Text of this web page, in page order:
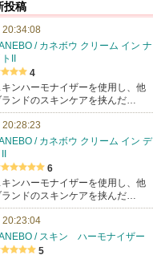
投稿
20:34:08
/ カネボウ クリーム イン ナ
II
4
キンハーモナイザーを使用し、他
ランドのスキンケアを挟んだ…
/ カネボウ クリーム イン デ
6
キンハーモナイザーを使用し、他
ランドのスキンケアを挟んだ…
20:23:04
/ スキン ハーモナイザー
5